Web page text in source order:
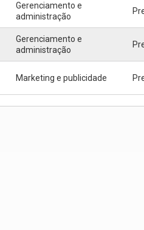
Gerenciamento e
administração
Gerenciamento e
administração
Marketing e publicidade